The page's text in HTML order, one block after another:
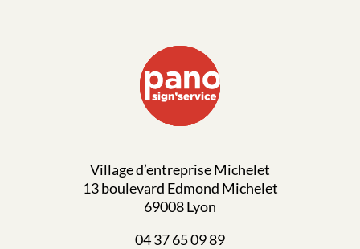
Village d’entreprise Michelet
13 boulevard Edmond Michelet
69008 Lyon
04 37 65 09 89